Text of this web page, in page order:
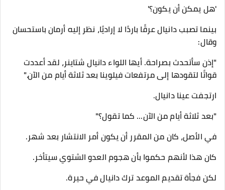
'هل يمكن أن يكون؟'
بينما تصبب دانيال عرقًا باردًا لا إراديًا، نظر إليه أرمان باستحسان
وقال:
"إذن سأتحدث بصراحة. أيها اللواء دانيال شتاينر، لقد أعددت
قواتًا لتقودها إلى مرتفعات فيلوينا بعد ثلاثة أيام من الآن."
ارتجفت عينا دانيال.
"بعد ثلاثة أيام من الآن... كما تقول؟"
في الأصل، كان من المقرر أن يكون أمر الانتشار بعد شهر.
كان هذا لأنهم حكموا بأن هجوم العدو الشتوي سيتأخر.
لكن فجأة تقديم الموعد ترك دانيال في حيرة.